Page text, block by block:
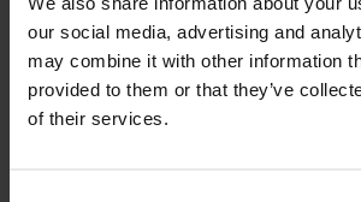
our social media, advertising and
may combine it with other information
provided to them or that they’ve
of their services.
SYSTEM